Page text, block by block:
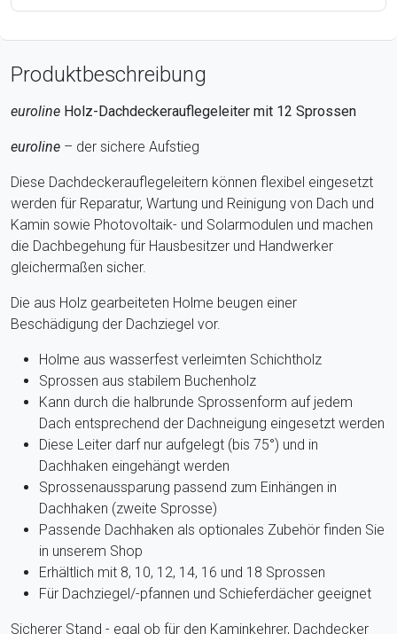
Produktbeschreibung
euroline Holz-Dachdeckerauflegeleiter mit 12 Sprossen
euroline – der sichere Aufstieg
Diese Dachdeckerauflegeleitern können flexibel eingesetzt
werden für Reparatur, Wartung und Reinigung von Dach und
Kamin sowie Photovoltaik- und Solarmodulen und machen
die Dachbegehung für Hausbesitzer und Handwerker
gleichermaßen sicher.
Die aus Holz gearbeiteten Holme beugen einer
Beschädigung der Dachziegel vor.
Holme aus wasserfest verleimten Schichtholz
Sprossen aus stabilem Buchenholz
Kann durch die halbrunde Sprossenform auf jedem
Dach entsprechend der Dachneigung eingesetzt werden
Diese Leiter darf nur aufgelegt (bis 75°) und in
Dachhaken eingehängt werden
Sprossenaussparung passend zum Einhängen in
Dachhaken (zweite Sprosse)
Passende Dachhaken als optionales Zubehör finden Sie
in unserem Shop
Erhältlich mit 8, 10, 12, 14, 16 und 18 Sprossen
Für Dachziegel/-pfannen und Schieferdächer geeignet
Sicherer Stand - egal ob für den Kaminkehrer, Dachdecker